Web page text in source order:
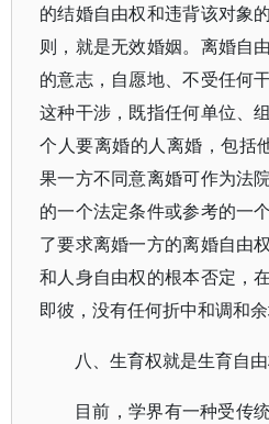
的结婚自由权和违背该对象
则，就是无效婚姻。离婚自
的意志，自愿地、不受任何
这种干涉，既指任何单位、
个人要离婚的人离婚，包括
果一方不同意离婚可作为法
的一个法定条件或参考的一
了要求离婚一方的离婚自由
和人身自由权的根本否定，
即彼，没有任何折中和调和余
八、生育权就是生育自
目前，学界有一种受传